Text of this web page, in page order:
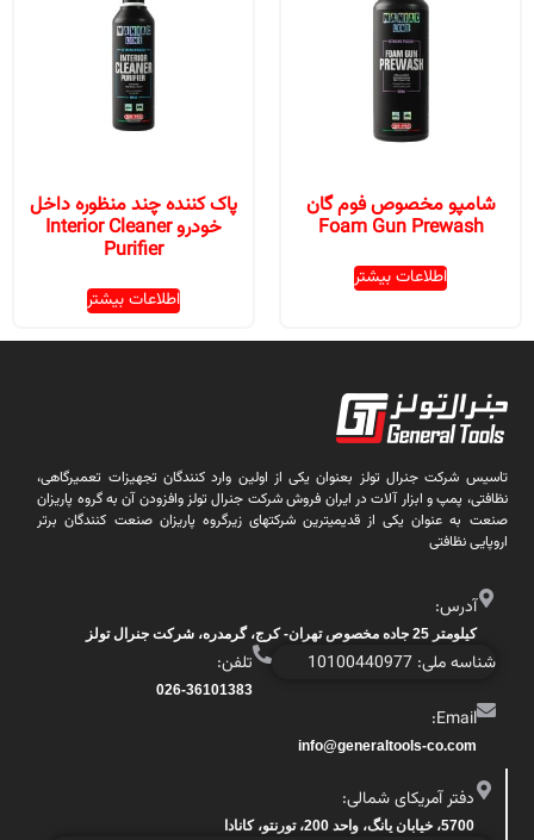
شامپو مخصوص فوم گان
Foam Gun Prewash
اطلاعات بیشتر
پاک کننده چند منظوره داخل
خودرو Interior Cleaner
Purifier
اطلاعات بیشتر
تاسیس شرکت جنرال تولز بعنوان یکی از اولین وارد کنندگان تجهیزات تعمیرگاهی،
نظافتی، پمپ و ابزار آلات در ایران فروش شرکت جنرال تولز وافزودن آن به گروه پاریزان
صنعت به عنوان یکی از قدیمیترین شرکتهای زیرگروه پاریزان صنعت کنندگان برتر
اروپایی نظافتی
آدرس:
کیلومتر 25 جاده مخصوص تهران- کرج، گرمدره، شرکت جنرال تولز
شناسه ملی: 10100440977 تلفن:
026-36101383
Email:
info@generaltools-co.com
دفتر آمریکای شمالی:
5700، خیابان یانگ، واحد 200، تورنتو، کانادا